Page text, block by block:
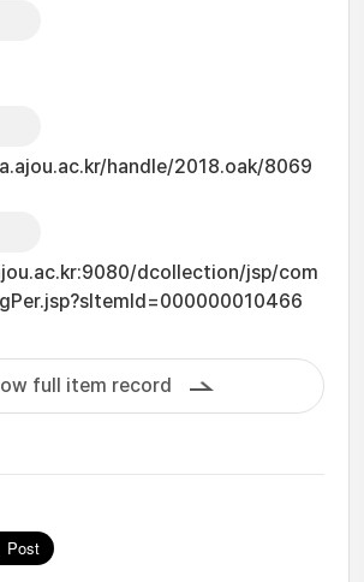
handle/2018.oak/8069
dcollection/jsp/com
full item record